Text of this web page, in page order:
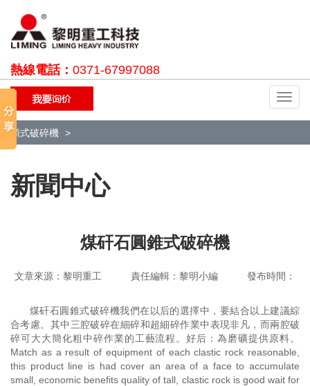
熱線電話： 0371-67997088
切
換
顎式破碎機
新聞中心
煤矸石圓錐式破碎機
文章來源：黎明重工 責任編輯：黎明小編 發布時間：
煤矸石圓錐式破碎機我們在以后的選擇中，要結合以上建議綜
合考慮。其中三腔破碎在細碎和超細碎作業中表現非凡，而兩腔破
碎可大大簡化粗中碎作業的工藝流程。好后：為磨礦提供原料。
Match as a result of equipment of each clastic rock reasonable,
this product line is had cover an area of a face to accumulate
small, economic benefits quality of tall, clastic rock is good wait for